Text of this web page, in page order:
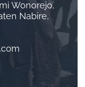
Wonorejo,
Nabire,